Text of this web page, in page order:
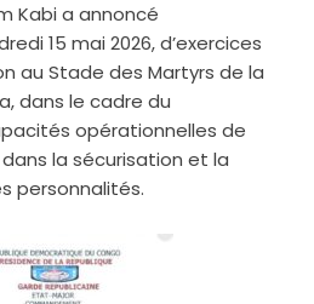
Kabi a annoncé
15 mai 2026, d’exercices
au Stade des Martyrs de la
dans le cadre du
opérationnelles de
la sécurisation et la
personnalités.